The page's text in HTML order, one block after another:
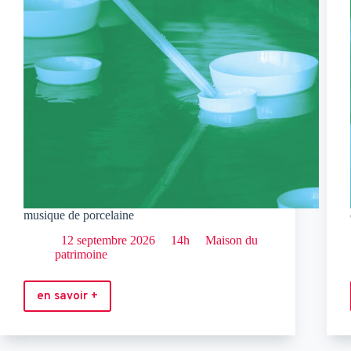
musique de porcelaine
12 septembre 2026
14h
Maison du
patrimoine
en savoir +
musique
porcelaine